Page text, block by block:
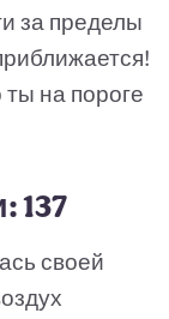
за пределы
на пороге
137
своей